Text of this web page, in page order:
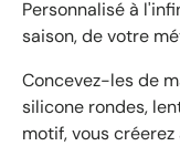
Personnalisé à
saison, de votre
Concevez-les de
silicone rondes,
motif, vous